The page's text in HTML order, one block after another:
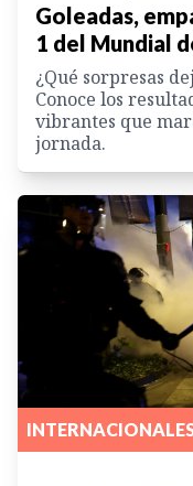
Goleadas,
1 del Mundial
¿Qué sorpresas
Conoce los
vibrantes que
jornada.